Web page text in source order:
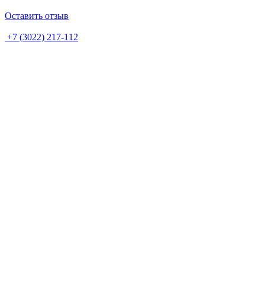
Оставить отзыв
+7 (3022) 217-112